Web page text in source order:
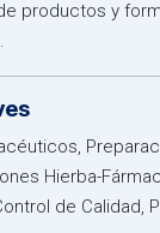
productos y
Hierba-
de Calidad,